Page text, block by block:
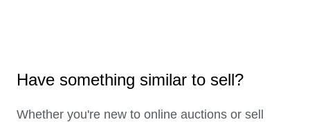
Have something similar to sell?
Whether you're new to online auctions or sell